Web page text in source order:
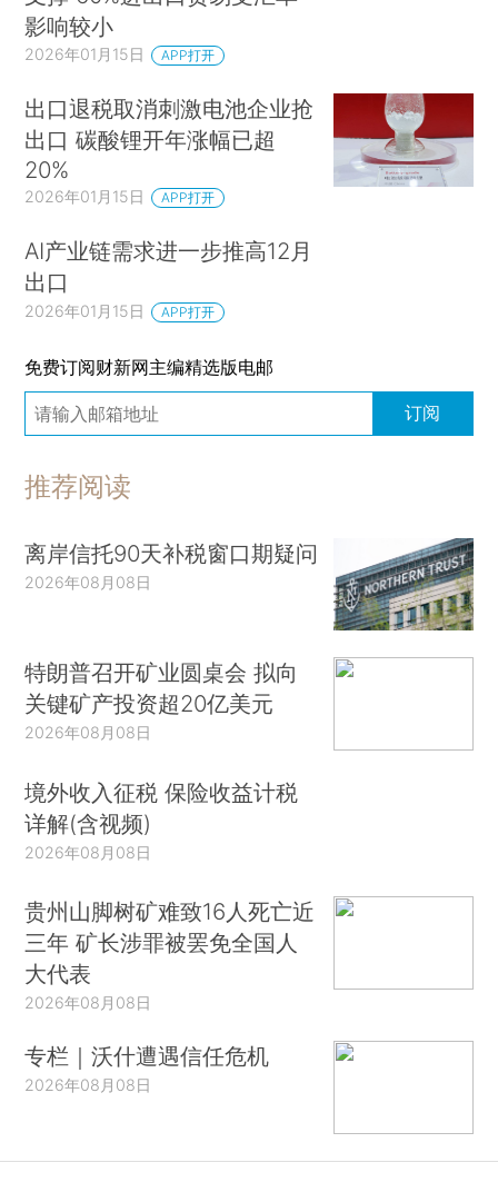
影响较小
2026年01月15日 APP打开
出口退税取消刺激电池企业抢
出口 碳酸锂开年涨幅已超
20%
2026年01月15日 APP打开
AI产业链需求进一步推高12月
出口
2026年01月15日 APP打开
免费订阅财新网主编精选版电邮
订阅
推荐阅读
离岸信托90天补税窗口期疑问
2026年08月08日
特朗普召开矿业圆桌会 拟向
关键矿产投资超20亿美元
2026年08月08日
境外收入征税 保险收益计税
详解(含视频)
2026年08月08日
贵州山脚树矿难致16人死亡近
三年 矿长涉罪被罢免全国人
大代表
2026年08月08日
专栏｜沃什遭遇信任危机
2026年08月08日